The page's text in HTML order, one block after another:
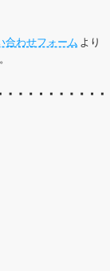
合わせフォーム より